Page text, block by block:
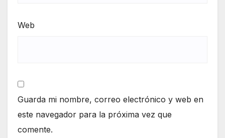
Web
Guarda mi nombre, correo electrónico y web en
este navegador para la próxima vez que
comente.